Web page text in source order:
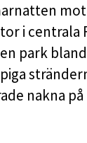
i
park
nakna